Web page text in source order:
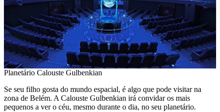
Planetário Calouste Gulbenkian
Se seu filho gosta do mundo espacial, é algo que pode visitar na
zona de Belém. A Calouste Gulbenkian irá convidar os mais
pequenos a ver o céu, mesmo durante o dia, no seu planetário.